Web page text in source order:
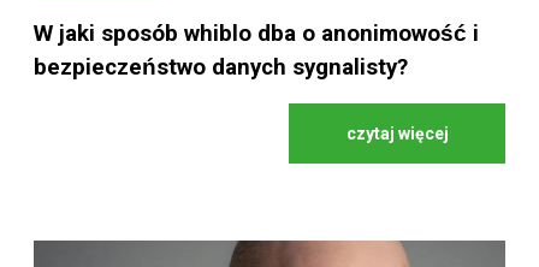
W jaki sposób whiblo dba o anonimowość i
bezpieczeństwo danych sygnalisty?
czytaj więcej